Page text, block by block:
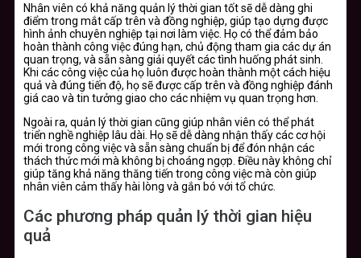
Nhân viên có khả năng quản lý thời gian tốt sẽ dễ dàng ghi
điểm trong mắt cấp trên và đồng nghiệp, giúp tạo dựng được
hình ảnh chuyên nghiệp tại nơi làm việc. Họ có thể đảm bảo
hoàn thành công việc đúng hạn, chủ động tham gia các dự án
quan trọng, và sẵn sàng giải quyết các tình huống phát sinh.
Khi các công việc của họ luôn được hoàn thành một cách hiệu
quả và đúng tiến độ, họ sẽ được cấp trên và đồng nghiệp đánh
giá cao và tin tưởng giao cho các nhiệm vụ quan trọng hơn.
Ngoài ra, quản lý thời gian cũng giúp nhân viên có thể phát
triển nghề nghiệp lâu dài. Họ sẽ dễ dàng nhận thấy các cơ hội
mới trong công việc và sẵn sàng chuẩn bị để đón nhận các
thách thức mới mà không bị choáng ngợp. Điều này không chỉ
giúp tăng khả năng thăng tiến trong công việc mà còn giúp
nhân viên cảm thấy hài lòng và gắn bó với tổ chức.
Các phương pháp quản lý thời gian hiệu
quả